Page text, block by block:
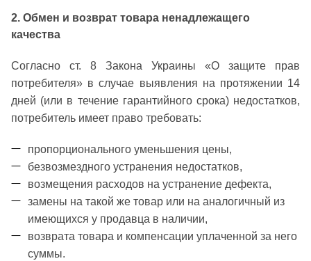
2. Обмен и возврат товара ненадлежащего
качества
Согласно ст. 8 Закона Украины «О защите прав
потребителя» в случае выявления на протяжении 14
дней (или в течение гарантийного срока) недостатков,
потребитель имеет право требовать:
пропорционального уменьшения цены,
безвозмездного устранения недостатков,
возмещения расходов на устранение дефекта,
замены на такой же товар или на аналогичный из
имеющихся у продавца в наличии,
возврата товара и компенсации уплаченной за него
суммы.